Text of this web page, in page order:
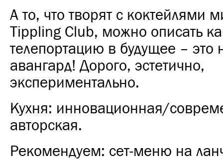
А то, что творят с коктейлями
Tippling Club, можно описать
телепортацию в будущее – это
авангард! Дорого, эстетично,
экспериментально.
Кухня: инновационная/
авторская.
Рекомендуем: сет-меню на